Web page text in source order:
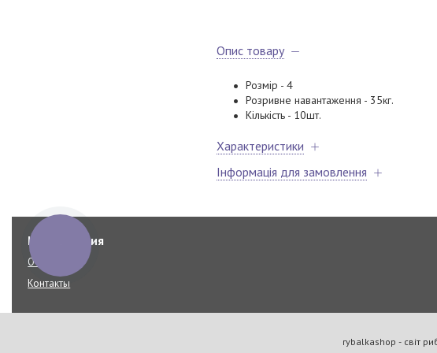
Опис товару
Розмір - 4
Розривне навантаження - 35кг.
Кількість - 10шт.
Характеристики
Інформація для замовлення
Информация
О компании
Контакты